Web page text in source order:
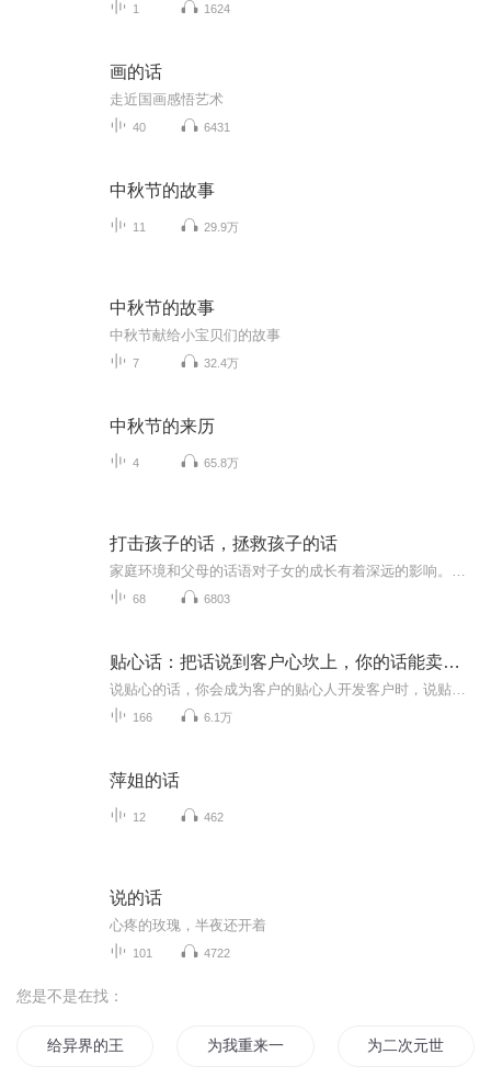
1 1624
画的话
走近国画感悟艺术
40 6431
中秋节的故事
11 29.9万
中秋节的故事
中秋节献给小宝贝们的故事
7 32.4万
中秋节的来历
4 65.8万
打击孩子的话，拯救孩子的话
68 6803
贴心话：把话说到客户心坎上，你的话能卖个大价钱
166 6.1万
萍姐的话
12 462
说的话
心疼的玫瑰，半夜还开着
101 4722
您是不是在找：
给异界的王女献上祝福 为我重来一次的青春物语献上祝福
为二次元世界献